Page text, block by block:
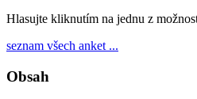
Hlasujte kliknutím na jednu z
seznam všech anket ...
Obsah